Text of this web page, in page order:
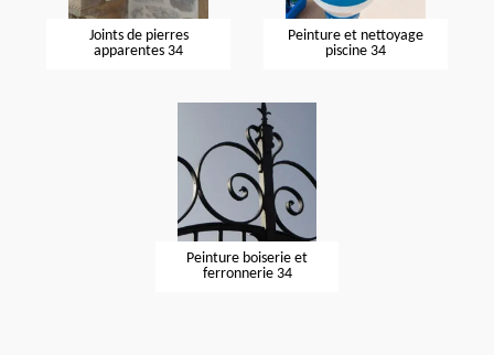
Joints de pierres
apparentes 34
Peinture et nettoyage
piscine 34
Peinture boiserie et
ferronnerie 34